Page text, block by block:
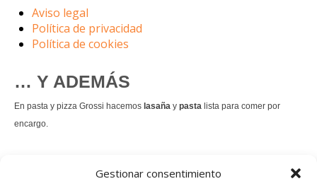
Gestionar consentimiento
Aviso legal
Política de privacidad
Política de cookies
… Y ADEMÁS
En pasta y pizza Grossi hacemos lasaña y pasta lista para comer por
encargo.
es un permanente.